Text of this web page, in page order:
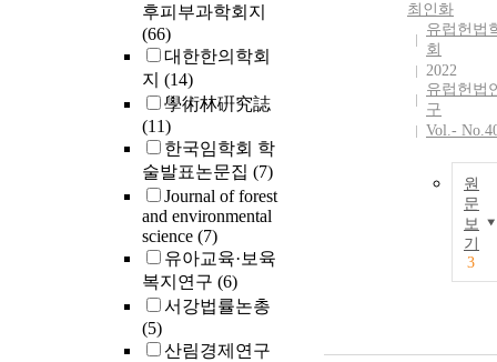
후피부과학회지
(66)
대한한의학회
지 (14)
學術林硏究誌
(11)
한국임학회 학
술발표논문집 (7)
Journal of forest
and environmental
science (7)
유아교육·보육
복지연구 (6)
서강법률논총
(5)
산림경제연구
최인화
유럽헌법
회
2022
유럽헌법
구
Vol.-
원
문
보
기
3